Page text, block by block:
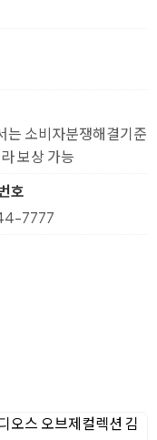
는 소비자분쟁해결기준
보상 가능
호
7777